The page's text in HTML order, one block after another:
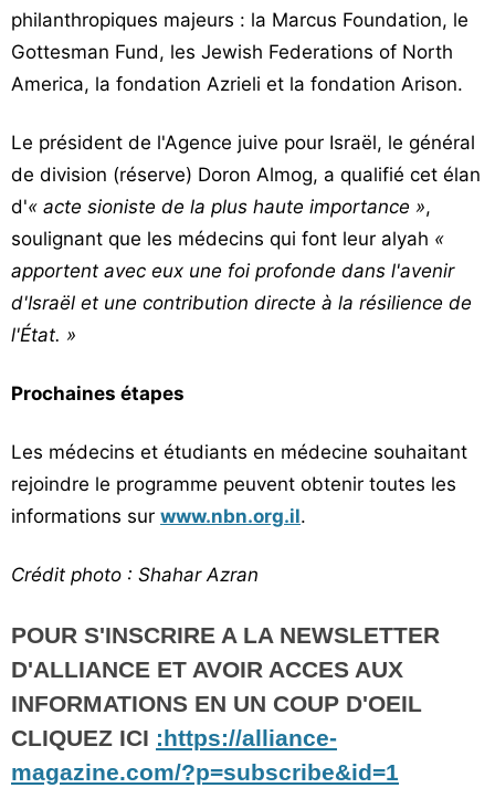
philanthropiques majeurs : la Marcus Foundation, le
Gottesman Fund, les Jewish Federations of North
America, la fondation Azrieli et la fondation Arison.
Le président de l'Agence juive pour Israël, le général
de division (réserve) Doron Almog, a qualifié cet élan
d'« acte sioniste de la plus haute importance »,
soulignant que les médecins qui font leur alyah «
apportent avec eux une foi profonde dans l'avenir
d'Israël et une contribution directe à la résilience de
l'État. »
Prochaines étapes
Les médecins et étudiants en médecine souhaitant
rejoindre le programme peuvent obtenir toutes les
informations sur www.nbn.org.il.
Crédit photo : Shahar Azran
POUR S'INSCRIRE A LA NEWSLETTER
D'ALLIANCE ET AVOIR ACCES AUX
INFORMATIONS EN UN COUP D'OEIL
CLIQUEZ ICI :https://alliance-
magazine.com/?p=subscribe&id=1